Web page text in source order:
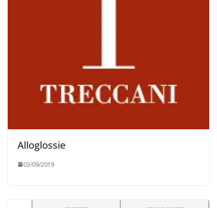
Alloglossie
03/09/2019